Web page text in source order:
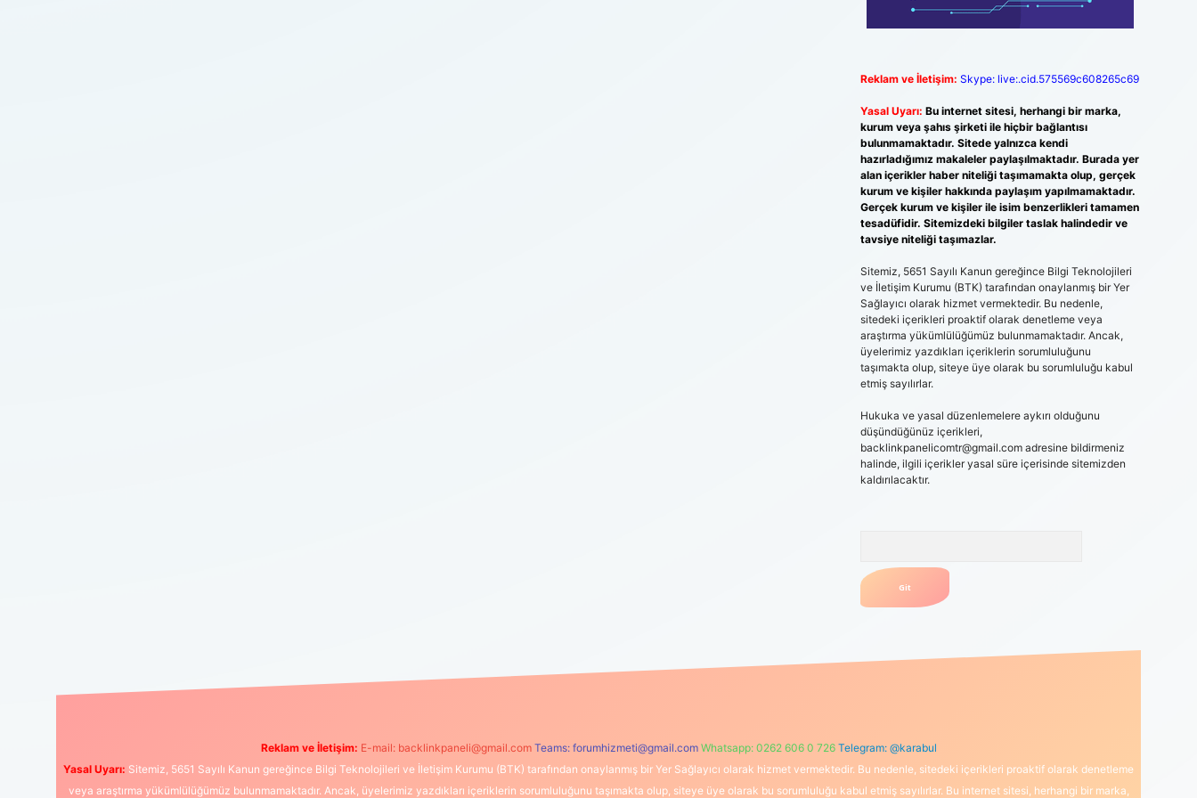
Reklam ve İletişim: Skype: live:.cid.575569c608265c69
Yasal Uyarı: Bu internet sitesi, herhangi bir marka,
kurum veya şahıs şirketi ile hiçbir bağlantısı
bulunmamaktadır. Sitede yalnızca kendi
hazırladığımız makaleler paylaşılmaktadır. Burada yer
alan içerikler haber niteliği taşımamakta olup, gerçek
kurum ve kişiler hakkında paylaşım yapılmamaktadır.
Gerçek kurum ve kişiler ile isim benzerlikleri tamamen
tesadüfidir. Sitemizdeki bilgiler taslak halindedir ve
tavsiye niteliği taşımazlar.
Sitemiz, 5651 Sayılı Kanun gereğince Bilgi Teknolojileri
ve İletişim Kurumu (BTK) tarafından onaylanmış bir Yer
Sağlayıcı olarak hizmet vermektedir. Bu nedenle,
sitedeki içerikleri proaktif olarak denetleme veya
araştırma yükümlülüğümüz bulunmamaktadır. Ancak,
üyelerimiz yazdıkları içeriklerin sorumluluğunu
taşımakta olup, siteye üye olarak bu sorumluluğu kabul
etmiş sayılırlar.
Hukuka ve yasal düzenlemelere aykırı olduğunu
düşündüğünüz içerikleri,
backlinkpanelicomtr@gmail.comadresine bildirmeniz
halinde, ilgili içerikler yasal süre içerisinde sitemizden
kaldırılacaktır.
Reklam ve İletişim: E-mail: backlinkpaneli@gmail.com Teams: forumhizmeti@gmail.com Whatsapp: 0262 606 0 726 Telegram: @karabul
Yasal Uyarı: Sitemiz, 5651 Sayılı Kanun gereğince Bilgi Teknolojileri ve İletişim Kurumu (BTK) tarafından onaylanmış bir Yer Sağlayıcı olarak hizmet vermektedir. Bu nedenle, sitedeki içerikleri proaktif olarak denetleme
veya araştırma yükümlülüğümüz bulunmamaktadır. Ancak, üyelerimiz yazdıkları içeriklerin sorumluluğunu taşımakta olup, siteye üye olarak bu sorumluluğu kabul etmiş sayılırlar. Bu internet sitesi, herhangi bir marka,